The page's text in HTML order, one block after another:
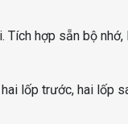
hợp sẵn bộ nhớ,
lốp trước, hai lốp